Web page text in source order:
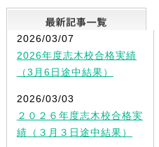
2026/03/07
2026年度志木校合格実績
（3月6日途中結果）
2026/03/03
２０２６年度志木校合格実
績（３月３日途中結果）